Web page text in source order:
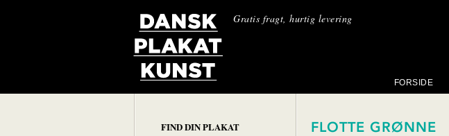
Gratis fragt, hurtig levering
FORSIDE
FIND DIN PLAKAT FLOTTE GRØNNE